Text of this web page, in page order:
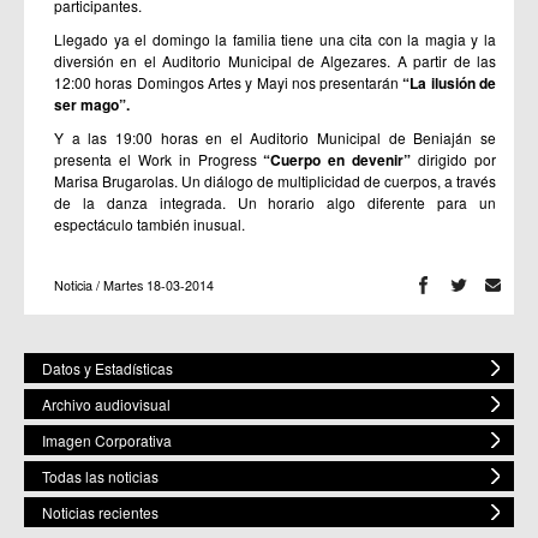
participantes.
Llegado ya el domingo la familia tiene una cita con la magia y la
diversión en el Auditorio Municipal de Algezares. A partir de las
12:00 horas Domingos Artes y Mayi nos presentarán“La ilusión de
ser mago”.
Y a las 19:00 horas en el Auditorio Municipal de Beniaján se
presenta el Work in Progress“Cuerpo en devenir” dirigido por
Marisa Brugarolas. Un diálogo de multiplicidad de cuerpos, a través
de la danza integrada. Un horario algo diferente para un
espectáculo también inusual.
Noticia / Martes 18-03-2014
Datos y Estadísticas
Archivo audiovisual
Imagen Corporativa
Todas las noticias
Noticias recientes